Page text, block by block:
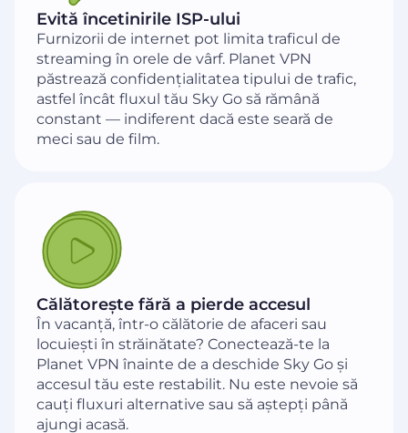
Evită încetinirile ISP-ului
Furnizorii de internet pot limita traficul de
streaming în orele de vârf. Planet VPN
păstrează confidențialitatea tipului de trafic,
astfel încât fluxul tău Sky Go să rămână
constant — indiferent dacă este seară de
meci sau de film.
Călătorește fără a pierde accesul
În vacanță, într-o călătorie de afaceri sau
locuiești în străinătate? Conectează-te la
Planet VPN înainte de a deschide Sky Go și
accesul tău este restabilit. Nu este nevoie să
cauți fluxuri alternative sau să aștepți până
ajungi acasă.